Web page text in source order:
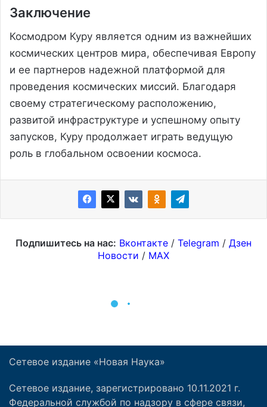
Сетевое издание «Новая Наука»
Сетевое издание, зарегистрировано 10.11.2021 г.
Федеральной службой по надзору в сфере связи,